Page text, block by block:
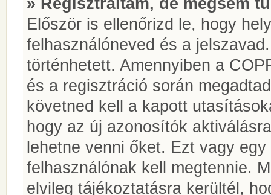
Először is ellenőrizd le, hogy
felhasználóneved és a
történhetett. Amennyiben a
és a regisztráció során
követned kell a kapott
hogy az új azonosítók
lehetne venni őket. Ezt vagy
felhasználónak kell megtennie.
elvileg tájékoztatásra kerültél,